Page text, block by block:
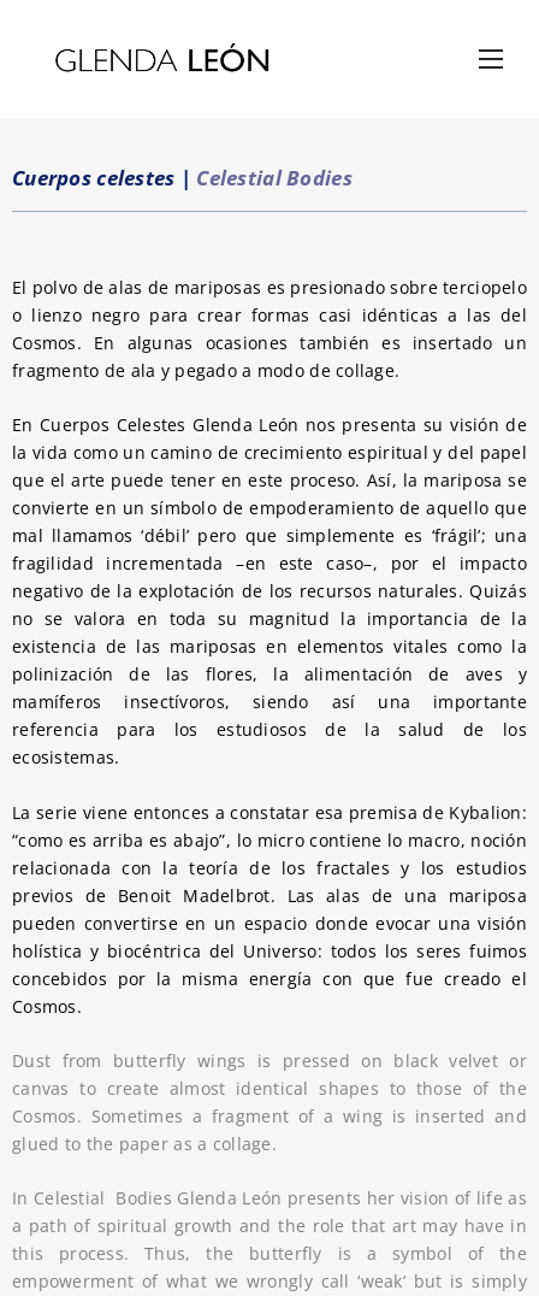
Cuerpos celestes | Celestial Bodies
El polvo de alas de mariposas es presionado sobre terciopelo
o lienzo negro para crear formas casi idénticas a las del
Cosmos. En algunas ocasiones también es insertado un
fragmento de ala y pegado a modo de collage.
En Cuerpos Celestes Glenda León nos presenta su visión de
la vida como un camino de crecimiento espiritual y del papel
que el arte puede tener en este proceso. Así, la mariposa se
convierte en un símbolo de empoderamiento de aquello que
mal llamamos ‘débil’ pero que simplemente es ‘frágil’; una
fragilidad incrementada –en este caso–, por el impacto
negativo de la explotación de los recursos naturales. Quizás
no se valora en toda su magnitud la importancia de la
existencia de las mariposas en elementos vitales como la
polinización de las flores, la alimentación de aves y
mamíferos insectívoros, siendo así una importante
referencia para los estudiosos de la salud de los
ecosistemas.
La serie viene entonces a constatar esa premisa de Kybalion:
“como es arriba es abajo”, lo micro contiene lo macro, noción
relacionada con la teoría de los fractales y los estudios
previos de Benoit Madelbrot. Las alas de una mariposa
pueden convertirse en un espacio donde evocar una visión
holística y biocéntrica del Universo: todos los seres fuimos
concebidos por la misma energía con que fue creado el
Cosmos.
Dust from butterfly wings is pressed on black velvet or
canvas to create almost identical shapes to those of the
Cosmos. Sometimes a fragment of a wing is inserted and
glued to the paper as a collage.
In Celestial Bodies Glenda León presents her vision of life as
a path of spiritual growth and the role that art may have in
this process. Thus, the butterfly is a symbol of the
empowerment of what we wrongly call ‘weak’ but is simply